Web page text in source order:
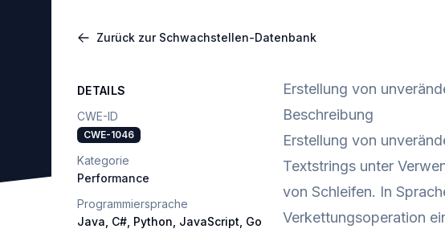
Zurück zur Schwachstellen-Datenbank
DETAILS
CWE-ID
CWE-1046
Kategorie
Performance
Programmiersprache
Java, C#, Python, JavaScript, Go
Erstellung von
Beschreibung
Erstellung von
Textstrings unter
von Schleifen. In
Verkettungsoperation